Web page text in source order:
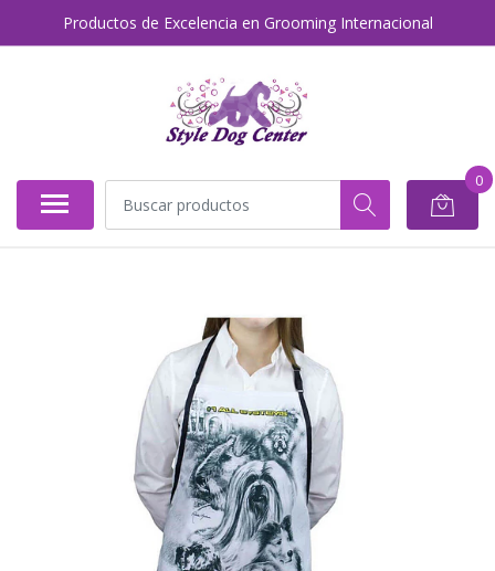
Productos de Excelencia en Grooming Internacional
0